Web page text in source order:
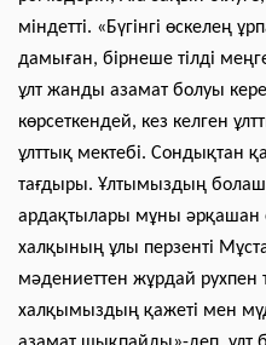
міндетті. «Бүгінгі өскелең
дамыған, бірнеше тілді
ұлт жанды азамат болуы
көрсеткендей, кез келген
ұлттық мектебі. Сондықтан
тағдыры. Ұлтымыздың
ардақтылары мұны әрқашан
халқының ұлы перзенті
мәдениеттен жұрдай рухпен
халқымыздың қажеті мен